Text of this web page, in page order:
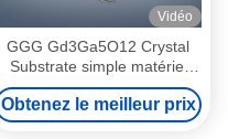
Vidéo
GGG Gd3Ga5O12 Crystal
Substrate simple matériel
cristallin
Obtenez le meilleur prix